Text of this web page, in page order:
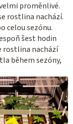
proměnlivé.
rostlina nachází.
celou sezónu.
šest hodin
rostlina nachází
během sezóny,